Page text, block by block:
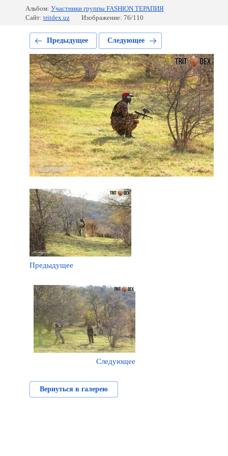
Альбом: Участники группы FASHION ТЕРАПИЯ
Сайт: tritdex.uz Изображение: 76/110
Предыдущее Следующее
Предыдущее
Следующее
Вернуться в галерею